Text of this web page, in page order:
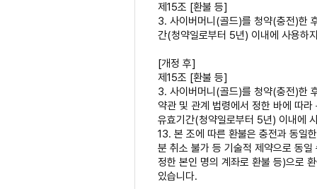
제15조 [환불 등]
3. 사이버머니(골드)를 청약(충전)한
간(청약일로부터 5년) 이내에 사용하
[개정 후]
제15조 [환불 등]
3. 사이버머니(골드)를 청약(충전)한
약관 및 관계 법령에서 정한 바에 따
유효기간(청약일로부터 5년) 이내에
13. 본 조에 따른 환불은 충전과 동일
분 취소 불가 등 기술적 제약으로 동
정한 본인 명의 계좌로 환불 등)으로
있습니다.